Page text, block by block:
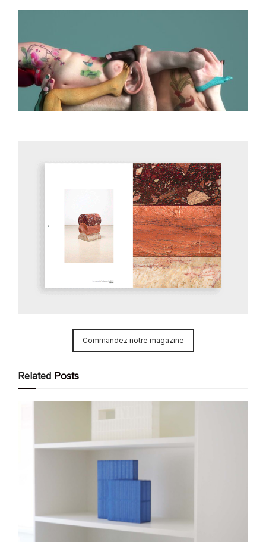
Commandez notre magazine
Related Posts